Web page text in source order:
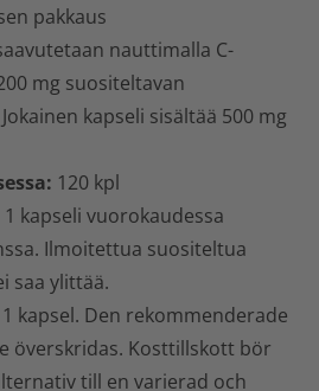
pakkaus
nauttimalla C-
mg suositeltavan
kapseli sisältää 500 mg
120 kpl
kapseli vuorokaudessa
Ilmoitettua suositeltua
saa ylittää.
1 kapsel. Den rekommenderade
överskridas. Kosttillskott bör
till en varierad och